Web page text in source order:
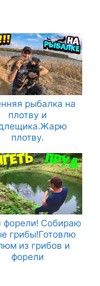
рыбалка на
плотву и
плотву.
форели! Собираю
грибы!Готовлю
из грибов и
форели